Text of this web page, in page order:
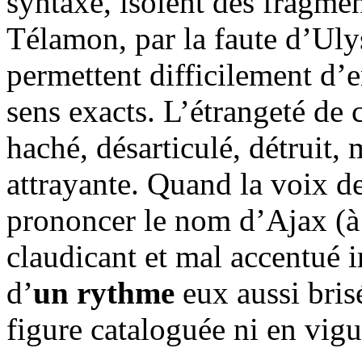
Télamon, par la faute
permettent difficilement
sens exacts. L’étrangeté
haché, désarticulé, détruit,
attrayante. Quand la voix
prononcer le nom d’Ajax
claudicant et mal accentué
d’un rythme eux aussi
figure cataloguée ni en